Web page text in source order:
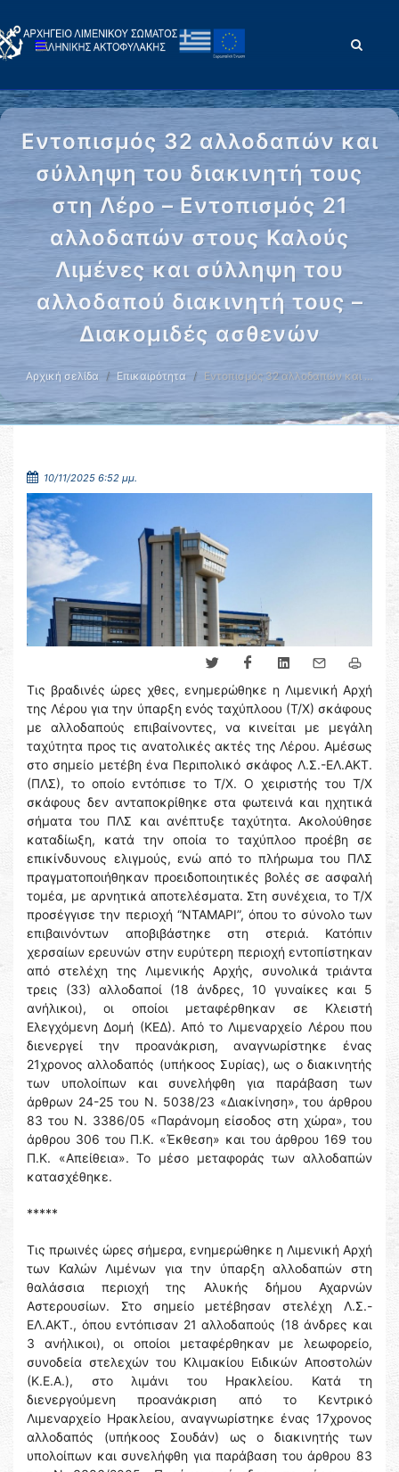
Εντοπισμός 32 αλλοδαπών και
σύλληψη του διακινητή τους
στη Λέρο – Εντοπισμός 21
αλλοδαπών στους Καλούς
Λιμένες και σύλληψη του
αλλοδαπού διακινητή τους –
Διακομιδές ασθενών
Αρχική σελίδα Επικαιρότητα Εντοπισμός 32 αλλοδαπών και …
10/11/2025 6:52 μμ.
Τις βραδινές ώρες χθες, ενημερώθηκε η Λιμενική Αρχή
της Λέρου για την ύπαρξη ενός ταχύπλοου (Τ/Χ) σκάφους
με αλλοδαπούς επιβαίνοντες, να κινείται με μεγάλη
ταχύτητα προς τις ανατολικές ακτές της Λέρου. Αμέσως
στο σημείο μετέβη ένα Περιπολικό σκάφος Λ.Σ.-ΕΛ.ΑΚΤ.
(ΠΛΣ), το οποίο εντόπισε το Τ/Χ. Ο χειριστής του Τ/Χ
σκάφους δεν ανταποκρίθηκε στα φωτεινά και ηχητικά
σήματα του ΠΛΣ και ανέπτυξε ταχύτητα. Ακολούθησε
καταδίωξη, κατά την οποία το ταχύπλοο προέβη σε
επικίνδυνους ελιγμούς, ενώ από το πλήρωμα του ΠΛΣ
πραγματοποιήθηκαν προειδοποιητικές βολές σε ασφαλή
τομέα, με αρνητικά αποτελέσματα. Στη συνέχεια, το Τ/Χ
προσέγγισε την περιοχή “ΝΤΑΜΑΡΙ”, όπου το σύνολο των
επιβαινόντων αποβιβάστηκε στη στεριά. Κατόπιν
χερσαίων ερευνών στην ευρύτερη περιοχή εντοπίστηκαν
από στελέχη της Λιμενικής Αρχής, συνολικά τριάντα
τρεις (33) αλλοδαποί (18 άνδρες, 10 γυναίκες και 5
ανήλικοι), οι οποίοι μεταφέρθηκαν σε Κλειστή
Ελεγχόμενη Δομή (ΚΕΔ). Από το Λιμεναρχείο Λέρου που
διενεργεί την προανάκριση, αναγνωρίστηκε ένας
21χρονος αλλοδαπός (υπήκοος Συρίας), ως ο διακινητής
των υπολοίπων και συνελήφθη για παράβαση των
άρθρων 24-25 του Ν. 5038/23 «Διακίνηση», του άρθρου
83 του Ν. 3386/05 «Παράνομη είσοδος στη χώρα», του
άρθρου 306 του Π.Κ. «Έκθεση» και του άρθρου 169 του
Π.Κ. «Απείθεια». Το μέσο μεταφοράς των αλλοδαπών
κατασχέθηκε.
*****
Τις πρωινές ώρες σήμερα, ενημερώθηκε η Λιμενική Αρχή
των Καλών Λιμένων για την ύπαρξη αλλοδαπών στη
θαλάσσια περιοχή της Αλυκής δήμου Αχαρνών
Αστερουσίων. Στο σημείο μετέβησαν στελέχη Λ.Σ.-
ΕΛ.ΑΚΤ., όπου εντόπισαν 21 αλλοδαπούς (18 άνδρες και
3 ανήλικοι), οι οποίοι μεταφέρθηκαν με λεωφορείο,
συνοδεία στελεχών του Κλιμακίου Ειδικών Αποστολών
(Κ.Ε.Α.), στο λιμάνι του Ηρακλείου. Κατά τη
διενεργούμενη προανάκριση από το Κεντρικό
Λιμεναρχείο Ηρακλείου, αναγνωρίστηκε ένας 17χρονος
αλλοδαπός (υπήκοος Σουδάν) ως ο διακινητής των
υπολοίπων και συνελήφθη για παράβαση του άρθρου 83